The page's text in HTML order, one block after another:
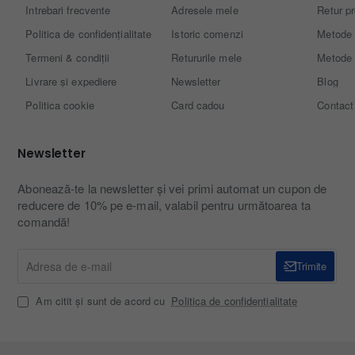
Intrebari frecvente
Politica de confidențialitate
Termeni & condiții
Livrare și expediere
Politica cookie
Adresele mele
Istoric comenzi
Retururile mele
Newsletter
Card cadou
Retur
Blog
Contact
Newsletter
Abonează-te la newsletter și vei primi automat un cupon de
reducere de 10% pe e-mail, valabil pentru următoarea ta
comandă!
de
mail
Trimite
Am citit și sunt de acord cu Politica de confidentialitate